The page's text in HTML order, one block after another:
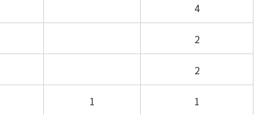
4
2
2
1 1